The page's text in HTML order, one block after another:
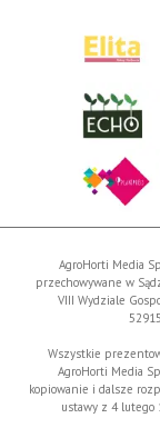
AgroHorti Media
przechowywane w
VIII Wydziale
Wszystkie
AgroHorti Media
kopiowanie i dalsze
ustawy z 4 lutego